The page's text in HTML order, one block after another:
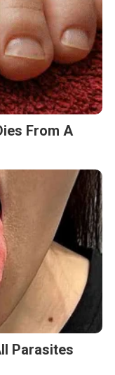
Parasites
After The